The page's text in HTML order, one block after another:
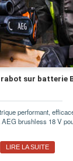
sur batterie
performant,
brushless 18 V
LIRE LA SUITE